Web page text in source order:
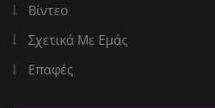
Βίντεο
Σχετικά Με Εμάς
Επαφές